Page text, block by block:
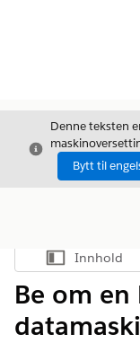
Avslutt
Denne teksten
Bytt til
Vis
Innhold
Be om